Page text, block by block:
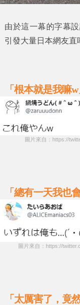
由於這一幕的字幕
引發大量日本網友直
「根本就是我嘛w
圖片來自：https://
「總有一天我也
圖片來自：https://
「太厲害了，